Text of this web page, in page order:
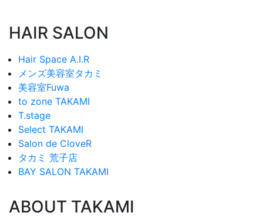
HAIR SALON
Hair Space A.I.R
メンズ美容室タカミ
美容室Fuwa
to zone TAKAMI
T.stage
Select TAKAMI
Salon de CloveR
タカミ 荒子店
BAY SALON TAKAMI
ABOUT TAKAMI